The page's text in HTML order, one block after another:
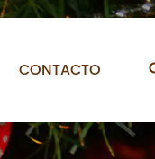
CONTACTO